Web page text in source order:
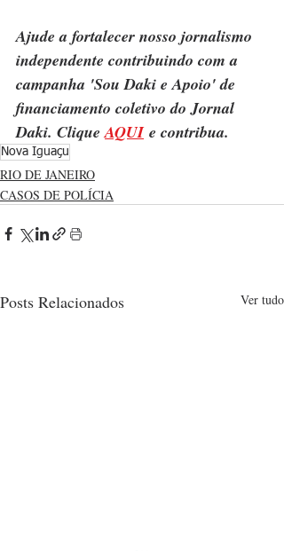
Ajude a fortalecer nosso jornalismo
independente contribuindo com a
campanha 'Sou Daki e Apoio' de
financiamento coletivo do Jornal
Daki. Clique AQUI e contribua.
Nova Iguaçu
RIO DE JANEIRO
CASOS DE POLÍCIA
Posts Relacionados Ver tudo